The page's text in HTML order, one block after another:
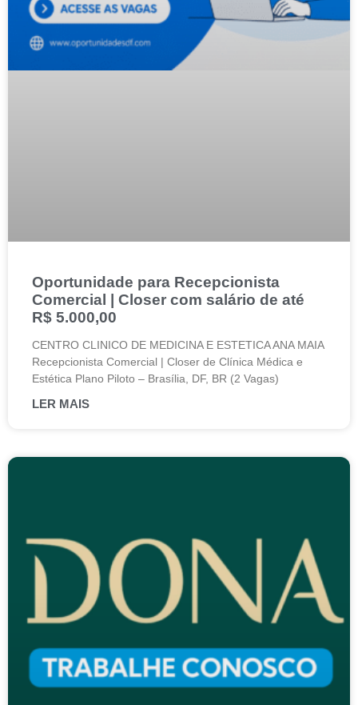
Oportunidade para Recepcionista
Comercial | Closer com salário de até
R$ 5.000,00
CENTRO CLINICO DE MEDICINA E ESTETICA ANA MAIA
Recepcionista Comercial | Closer de Clínica Médica e
Estética Plano Piloto – Brasília, DF, BR (2 Vagas)
LER MAIS